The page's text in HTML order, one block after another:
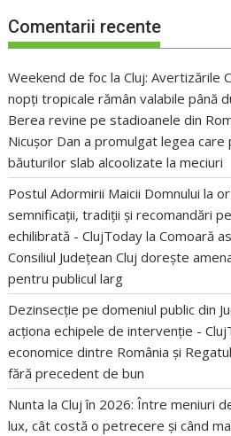
Comentarii recente
Weekend de foc la Cluj: Avertizările
nopți tropicale rămân valabile până
Berea revine pe stadioanele din
Nicușor Dan a promulgat legea
băuturilor slab alcoolizate la meciuri
Postul Adormirii Maicii Domnului la
semnificații, tradiții și recomandări
echilibrată - ClujToday laComoară
Consiliul Județean Cluj dorește
pentru publicul larg
Dezinsecție pe domeniul public din
acționa echipele de intervenție -
economice dintre România și
fără precedent de bun
Nunta la Cluj în 2026: Între meniuri
lux, cât costă o petrecere și când